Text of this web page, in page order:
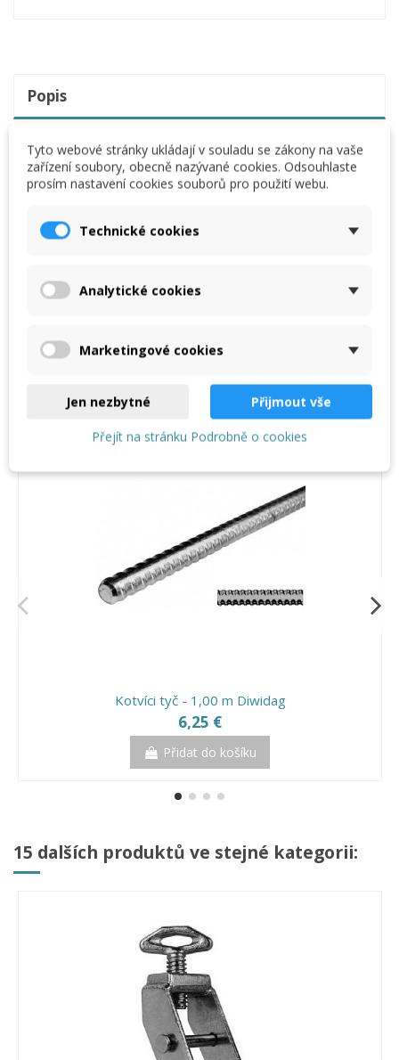
Popis
Reviews(0)
Tendence náklonu: 10°
Cena je za 1 ks.
Kotvíci tyč - 1,00 m Diwidag
6,25 €
Přidat do košíku
15 dalších produktů ve stejné kategorii:
Tyto webové stránky ukládají v souladu se zákony na vaše
zařízení soubory, obecně nazývané cookies. Odsouhlaste
prosím nastavení cookies souborů pro použití webu.
Technické cookies
Analytické cookies
Marketingové cookies
Jen nezbytné Přijmout vše
Přejít na stránku Podrobně o cookies